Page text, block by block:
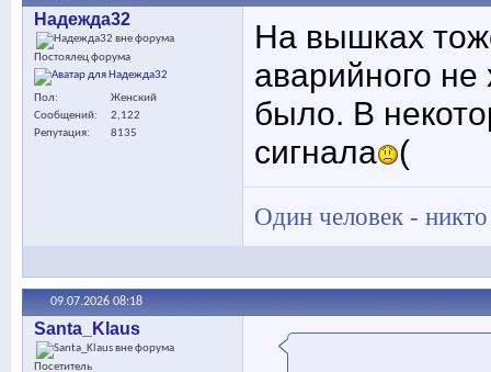
Надежда32
Постоялец форума
Пол
Женский
Сообщений
2,122
Репутация
8135
На вышках
аварийного не
было. В
сигнала
(
Один человек -
09.07.2026 08:18
Santa_Klaus
Посетитель